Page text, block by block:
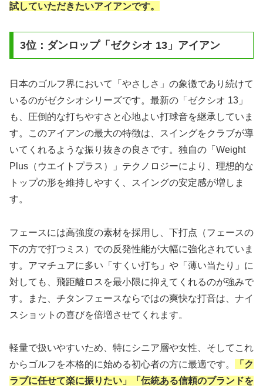
試していただきたいアイアンです。
3位：ダンロップ「ゼクシオ 13」アイアン
日本のゴルフ界において「やさしさ」の象徴であり続けて
いるのがゼクシオシリーズです。最新の「ゼクシオ 13」
も、圧倒的な打ちやすさと心地よい打球音を継承していま
す。このアイアンの最大の特徴は、スイングをクラブが導
いてくれるような振り抜きの良さです。独自の「Weight
Plus（ウエイトプラス）」テクノロジーにより、理想的な
トップの形を維持しやすく、スイングの安定感が増しま
す。
フェースには高強度の素材を採用し、下打点（フェースの
下の方で打つミス）での反発性能が大幅に強化されていま
す。アマチュアに多い「すくい打ち」や「薄い当たり」に
対しても、飛距離ロスを最小限に抑えてくれるのが強みで
す。また、チタンフェースならではの爽快な打音は、ナイ
スショットの喜びを倍増させてくれます。
軽量で扱いやすいため、特にシニア層や女性、そしてこれ
からゴルフを本格的に始める初心者の方に最適です。
「ク
ラブに任せて楽に振りたい」「伝統ある信頼のブランドを